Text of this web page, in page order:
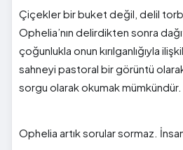
Çiçekler bir buket değil, delil
Ophelia’nın delirdikten sonra
çoğunlukla onun kırılganlığıyla
sahneyi pastoral bir görüntü
sorgu olarak okumak mümkündür.
Ophelia artık sorular sormaz.